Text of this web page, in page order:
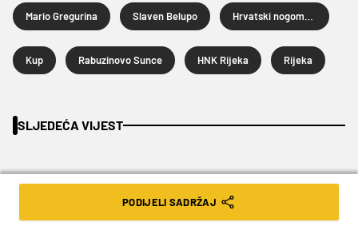
Mario Gregurina Slaven Belupo
Kup Rabuzinovo Sunce HNK Rijeka Rijeka
SLJEDEĆA VIJEST
PODIJELI SADRŽAJ